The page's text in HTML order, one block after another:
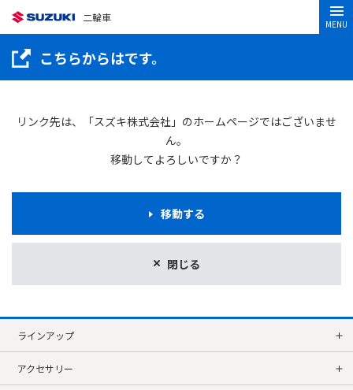
二輪車
MENU
こちらからはです。
リンク先は、「スズキ株式会社」のホームページではございませ
ん。
移動してよろしいですか？
閉じる
移動する
ラインアップ
アクセサリー